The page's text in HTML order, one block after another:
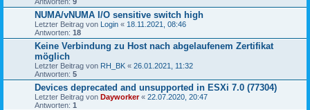
NUMA/vNUMA I/O sensitive switch high
Letzter Beitrag von Login « 18.11.2021, 08:46
Antworten: 18
Keine Verbindung zu Host nach abgelaufenem Zertifikat
möglich
Letzter Beitrag von RH_BK « 26.01.2021, 11:32
Antworten: 5
Devices deprecated and unsupported in ESXi 7.0 (77304)
Letzter Beitrag von Dayworker« 22.07.2020, 20:47
Antworten: 1